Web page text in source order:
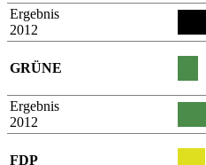
Ergebnis
2012
GRÜNE
Ergebnis
2012
FDP